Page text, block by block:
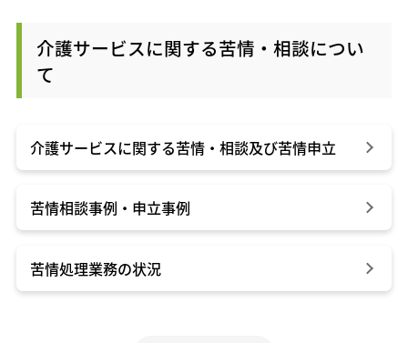
介護サービスに関する苦情・相談につい
て
介護サービスに関する苦情・相談及び苦情申立
苦情相談事例・申立事例
苦情処理業務の状況